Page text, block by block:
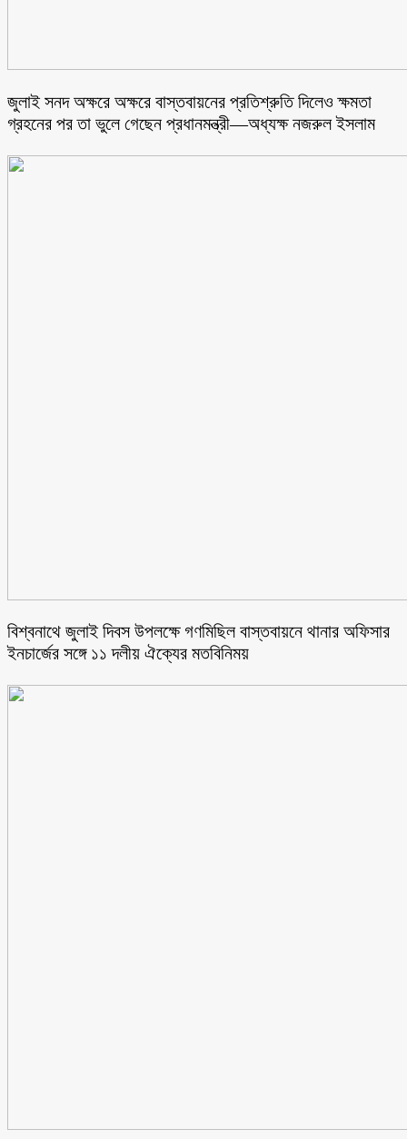
জুলাই সনদ অক্ষরে অক্ষরে বাস্তবায়নের প্রতিশ্রুতি দিলেও ক্ষমতা
গ্রহনের পর তা ভুলে গেছেন প্রধানমন্ত্রী—অধ্যক্ষ নজরুল ইসলাম
বিশ্বনাথে জুলাই দিবস উপলক্ষে গণমিছিল বাস্তবায়নে থানার অফিসার
ইনচার্জের সঙ্গে ১১ দলীয় ঐক্যের মতবিনিময়